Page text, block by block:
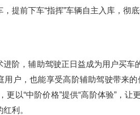
提前下车“指挥”车辆自主入库，彻底
，辅助驾驶正日益成为用户买车
用户，也能享受高阶辅助驾驶带来
更以“中阶价格”提供“高阶体验”，
利。